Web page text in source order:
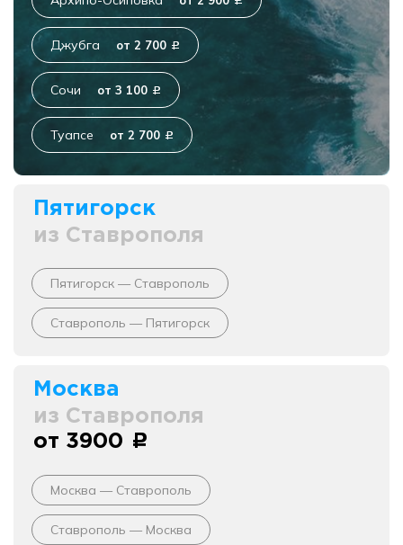
Джубга от 2 700 c
Сочи от 3 100 c
Туапсе от 2 700 c
Пятигорск
из Ставрополя
Пятигорск — Ставрополь
Ставрополь — Пятигорск
Москва
из Ставрополя
от 3900 c
Москва — Ставрополь
Ставрополь — Москва